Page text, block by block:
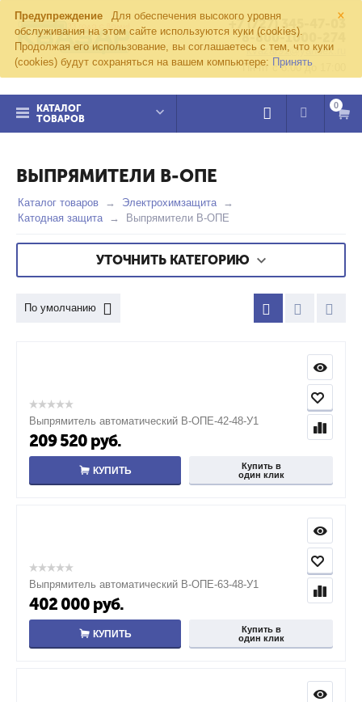
×
Предупреждение
Для обеспечения высокого уровня
обслуживания на этом сайте используются куки (cookies).
Продолжая его использование, вы соглашаетесь с тем, что куки
(cookies) будут сохраняться на вашем компьютере: Принять
+7 (727) 345-47-03
8-800-1000-274
kvazar91@yandex.ru
Пн-пт с 8:00 до 17:00
КАТАЛОГ
ТОВАРОВ
0
ВЫПРЯМИТЕЛИ В-ОПЕ
Каталог товаров
Электрохимзащита
Катодная защита
Выпрямители В-ОПЕ
УТОЧНИТЬ КАТЕГОРИЮ
По умолчанию
Выпрямитель автоматический В-ОПЕ-42-48-У1
209 520 руб.
КУПИТЬ
Купить в
один клик
Выпрямитель автоматический В-ОПЕ-63-48-У1
402 000 руб.
КУПИТЬ
Купить в
один клик